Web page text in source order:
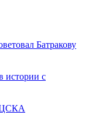
Батракову
истории с
ЦСКА